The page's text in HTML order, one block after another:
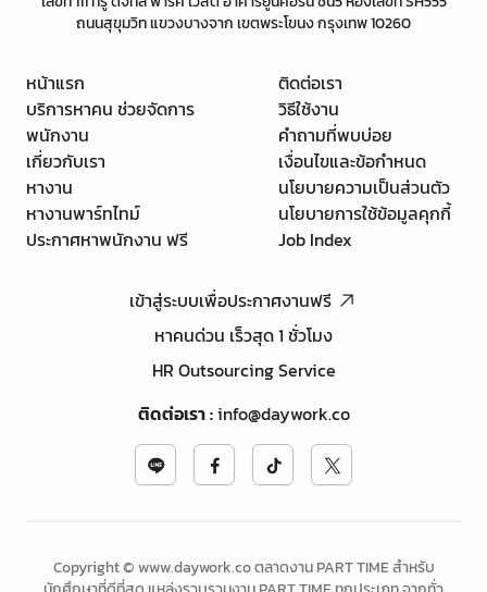
ถนนสุขุมวิท แขวงบางจาก เขตพระโขนง กรุงเทพ 10260
หน้าแรก
บริการหาคน ช่วยจัดการ
พนักงาน
เกี่ยวกับเรา
หางาน
หางานพาร์ทไทม์
ประกาศหาพนักงาน ฟรี
ติดต่อเรา
วิธีใช้งาน
คำถามที่พบบ่อย
เงื่อนไขและข้อกำหนด
นโยบายความเป็นส่วนตัว
นโยบายการใช้ข้อมูลคุกกี้
Job Index
เข้าสู่ระบบเพื่อประกาศงานฟรี
หาคนด่วน เร็วสุด 1 ชั่วโมง
HR Outsourcing Service
ติดต่อเรา:info@daywork.co
Copyright © www.daywork.co ตลาดงาน PART TIME สำหรับ